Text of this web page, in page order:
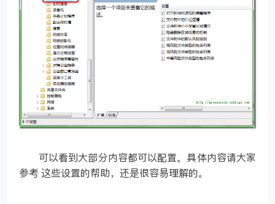
可以看到大部分内容都可以配置。具体内容请大家
参考 这些设置的帮助，还是很容易理解的。